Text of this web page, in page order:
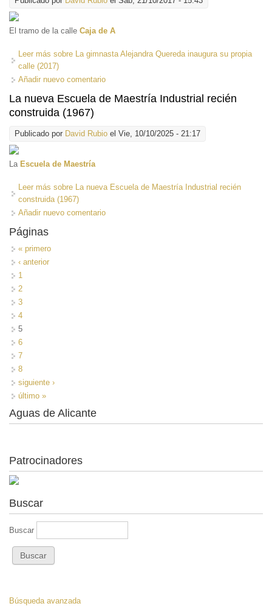
El tramo de la calle Caja de A
Leer más sobre La gimnasta Alejandra Quereda inaugura su propia
calle (2017)
Añadir nuevo comentario
La nueva Escuela de Maestría Industrial recién
construida (1967)
Publicado por David Rubio el Vie, 10/10/2025 - 21:17
La Escuela de Maestría
Leer más sobre La nueva Escuela de Maestría Industrial recién
construida (1967)
Añadir nuevo comentario
Páginas
« primero
‹ anterior
1
2
3
4
5
6
7
8
siguiente ›
último »
Aguas de Alicante
Patrocinadores
Buscar
Buscar
Búsqueda avanzada